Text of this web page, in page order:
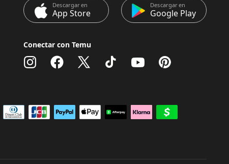
Descargar en
App Store
Descargar en
Google Play
Conectar con Temu